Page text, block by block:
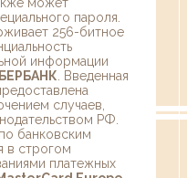
пароля.
256-битное
информации
. Введенная
случаев,
РФ.
банковским
в строгом
платежных